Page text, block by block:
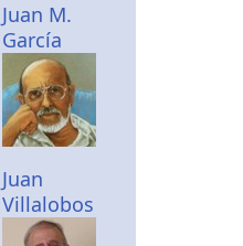
Juan M.
García
Juan
Villalobos